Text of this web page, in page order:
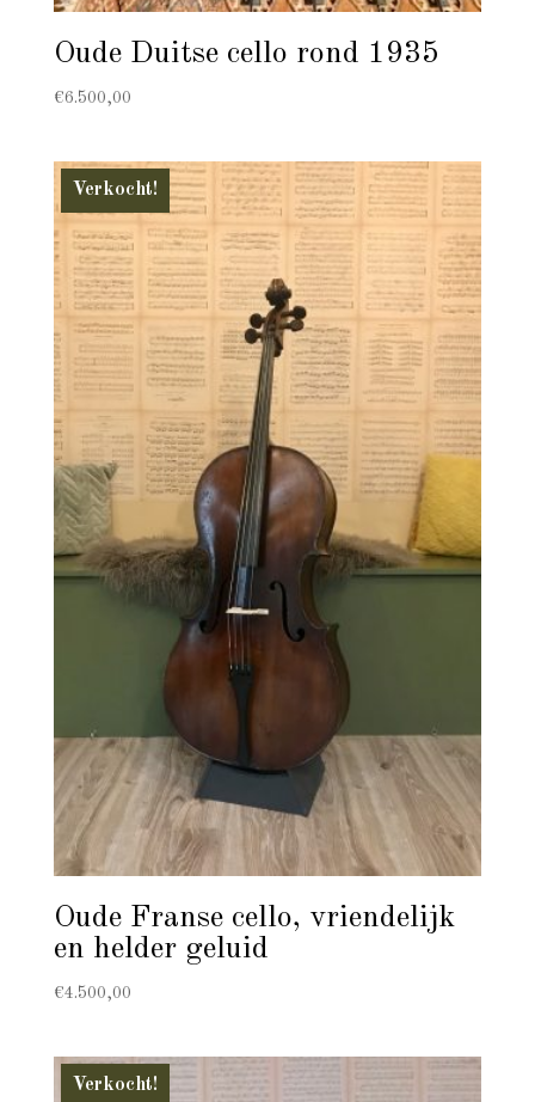
Oude Duitse cello rond 1935
€6.500,00
Verkocht!
Oude Franse cello, vriendelijk
en helder geluid
€4.500,00
Verkocht!